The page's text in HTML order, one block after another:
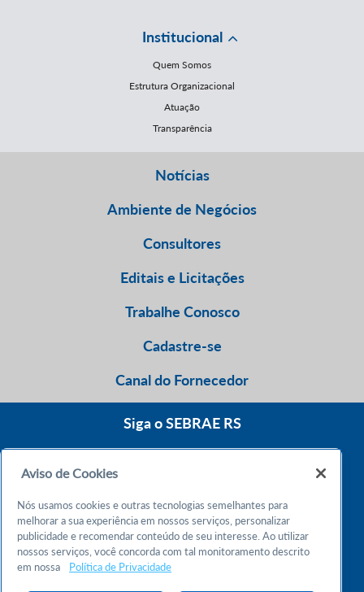
Institucional
Quem Somos
Estrutura Organizacional
Atuação
Transparência
Notícias
Ambiente de Negócios
Consultores
Editais e Licitações
Trabalhe Conosco
Cadastre-se
Canal do Fornecedor
Siga o SEBRAE RS
Atendimento 24h
Chame no WhatsApp
Aviso de Cookies
Nós usamos cookies e outras tecnologias semelhantes para
melhorar a sua experiência em nossos serviços, personalizar
publicidade e recomendar conteúdo de seu interesse. Ao utilizar
nossos serviços, você concorda com tal monitoramento descrito
em nossa
Política de Privacidade